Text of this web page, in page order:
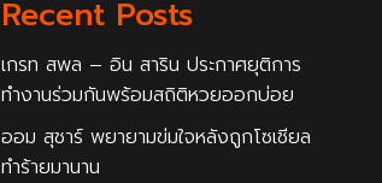
Recent Posts
เกรท สพล – อิน สาริน ประกาศยุติการ
ทำงานร่วมกันพร้อมสถิติหวยออกบ่อย
ออม สุชาร์ พยายามข่มใจหลังถูกโซเชียล
ทำร้ายมานาน